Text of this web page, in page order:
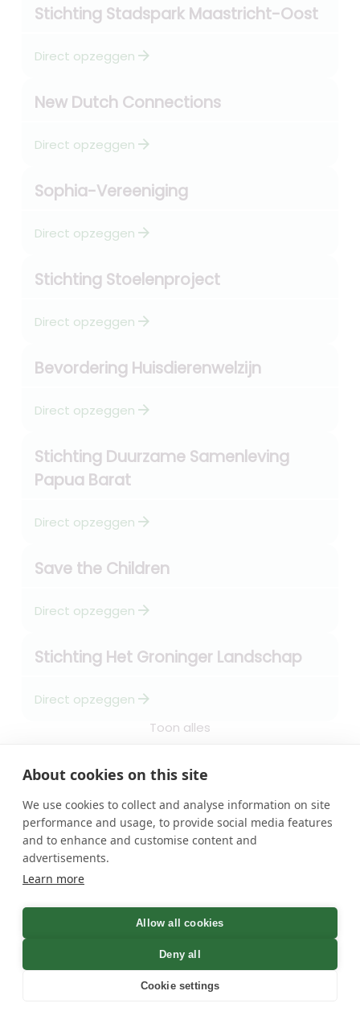
About cookies on this site
We use cookies to collect and analyse information on site
performance and usage, to provide social media features
and to enhance and customise content and
advertisements.
Learn more
Allow all cookies
Deny all
Cookie settings
Stichting Stadspark Maastricht-Oost
Direct opzeggen arrow_forward
New Dutch Connections
Direct opzeggen arrow_forward
Sophia-Vereeniging
Direct opzeggen arrow_forward
Stichting Stoelenproject
Direct opzeggen arrow_forward
Bevordering Huisdierenwelzijn
Direct opzeggen arrow_forward
Stichting Duurzame Samenleving
Papua Barat
Direct opzeggen arrow_forward
Save the Children
Direct opzeggen arrow_forward
Stichting Het Groninger Landschap
Direct opzeggen arrow_forward
Toon alles
VERAforum close
Maak kennis met onze
Categorieën
Loterij
Goede doelen
Verzekering
Krant & tijdschrift
Opzeggen.nl
Kennisbank